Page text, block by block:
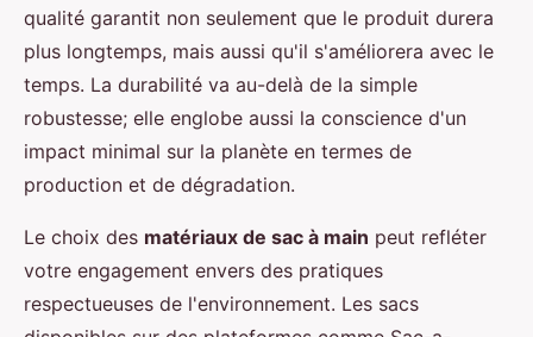
qualité garantit non seulement que le produit durera
plus longtemps, mais aussi qu'il s'améliorera avec le
temps. La durabilité va au-delà de la simple
robustesse; elle englobe aussi la conscience d'un
impact minimal sur la planète en termes de
production et de dégradation.
Le choix des matériaux de sac à main peut refléter
votre engagement envers des pratiques
respectueuses de l'environnement. Les sacs